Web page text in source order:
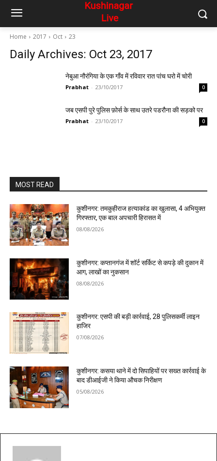
Home 2017 Oct 23
Daily Archives: Oct 23, 2017
नेबुआ नौरंगिया के एक गाँव में रविवार रात पांच घरो में चोरी
Prabhat - 23/10/2017 0
जब एसपी पुरे पुलिस फ़ोर्स के साथ उतरे पडरौना की सड़को पर
Prabhat - 23/10/2017 0
MOST READ
कुशीनगर: तमकुहीराज हत्याकांड का खुलासा, 4 अभियुक्त
गिरफ्तार, एक बाल अपचारी हिरासत में
08/08/2026
कुशीनगर: कप्तानगंज में शॉर्ट सर्किट से कपड़े की दुकान में
आग, लाखों का नुकसान
08/08/2026
कुशीनगर: एसपी की बड़ी कार्रवाई, 28 पुलिसकर्मी लाइन
हाजिर
07/08/2026
कुशीनगर: कसया थाने में दो सिपाहियों पर सख्त कार्रवाई के
बाद डीआईजी ने किया औचक निरीक्षण
05/08/2026